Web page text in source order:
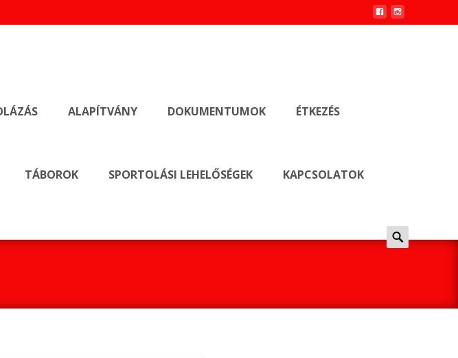
ALAPÍTVÁNY DOKUMENTUMOK ÉTKEZÉS
TÁBOROK SPORTOLÁSI LEHELŐSÉGEK KAPCSOLATOK
Keresés
erre: